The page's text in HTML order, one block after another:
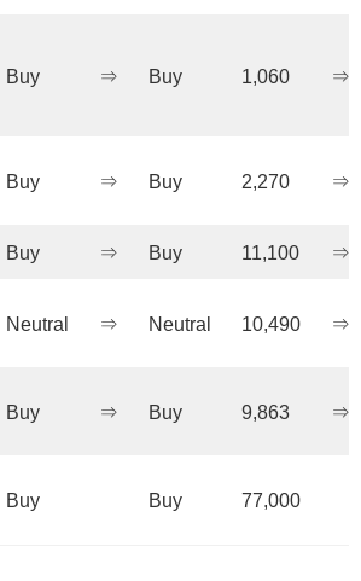
Buy ⇒ Buy 1,060 ⇒
Buy ⇒ Buy 2,270 ⇒
Buy ⇒ Buy 11,100 ⇒
Neutral ⇒ Neutral 10,490 ⇒
Buy ⇒ Buy 9,863 ⇒
Buy Buy 77,000